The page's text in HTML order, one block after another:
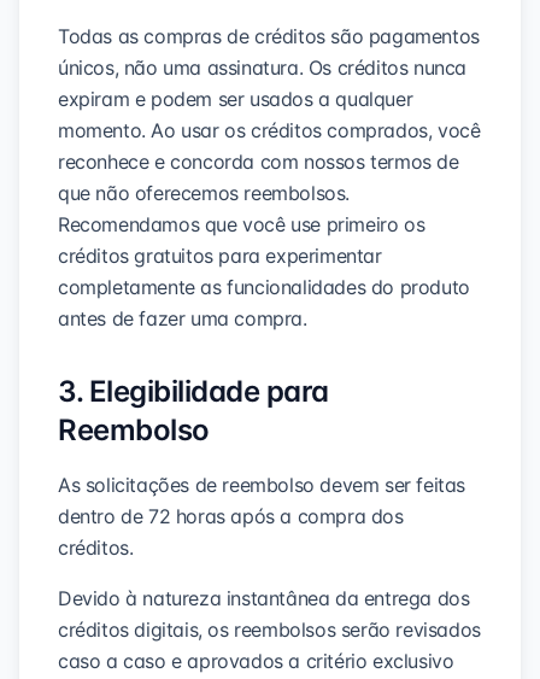
Todas as compras de créditos são pagamentos
únicos, não uma assinatura. Os créditos nunca
expiram e podem ser usados a qualquer
momento. Ao usar os créditos comprados, você
reconhece e concorda com nossos termos de
que não oferecemos reembolsos.
Recomendamos que você use primeiro os
créditos gratuitos para experimentar
completamente as funcionalidades do produto
antes de fazer uma compra.
3. Elegibilidade para
Reembolso
As solicitações de reembolso devem ser feitas
dentro de 72 horas após a compra dos
créditos.
Devido à natureza instantânea da entrega dos
créditos digitais, os reembolsos serão revisados
caso a caso e aprovados a critério exclusivo